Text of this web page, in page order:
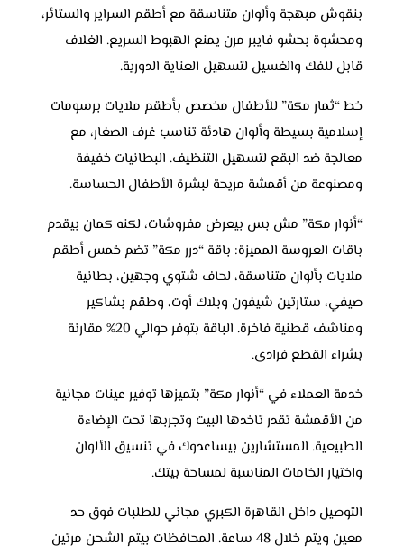
بنقوش مبهجة وألوان متناسقة مع أطقم السراير والستائر،
ومحشوة بحشو فايبر مرن يمنع الهبوط السريع. الغلاف
قابل للفك والغسيل لتسهيل العناية الدورية.
خط “ثمار مكة” للأطفال مخصص بأطقم ملايات برسومات
إسلامية بسيطة وألوان هادئة تناسب غرف الصغار، مع
معالجة ضد البقع لتسهيل التنظيف. البطانيات خفيفة
ومصنوعة من أقمشة مريحة لبشرة الأطفال الحساسة.
“أنوار مكة” مش بس بيعرض مفروشات، لكنه كمان بيقدم
باقات العروسة المميزة: باقة “درر مكة” تضم خمس أطقم
ملايات بألوان متناسقة، لحاف شتوي وجهين، بطانية
صيفي، ستارتين شيفون وبلاك أوت، وطقم بشاكير
ومناشف قطنية فاخرة. الباقة بتوفر حوالي 20% مقارنة
بشراء القطع فرادى.
خدمة العملاء في “أنوار مكة” بتميزها توفير عينات مجانية
من الأقمشة تقدر تاخدها البيت وتجربها تحت الإضاءة
الطبيعية. المستشارين بيساعدوك في تنسيق الألوان
واختيار الخامات المناسبة لمساحة بيتك.
التوصيل داخل القاهرة الكبري مجاني للطلبات فوق حد
معين ويتم خلال 48 ساعة. المحافظات بيتم الشحن مرتين